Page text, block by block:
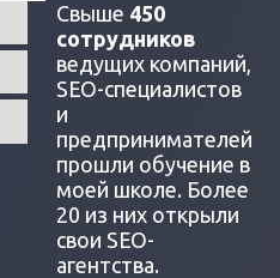
Свыше 450
сотрудников
ведущих компаний,
SEO-специалистов
и
предпринимателей
прошли обучение в
моей школе. Более
20 из них открыли
свои SEO-
агентства.